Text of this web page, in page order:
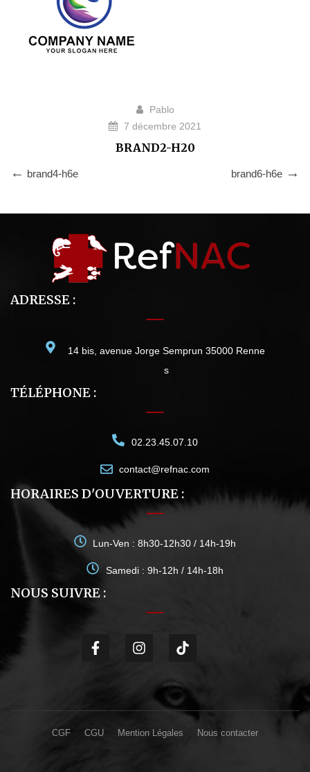
Pablo
7 décembre 2021
BRAND2-H20
brand4-h6e brand6-h6e
ADRESSE :
14 bis, avenue Jorge Semprun 35000 Renne
s
TÉLÉPHONE :
02.23.45.07.10
contact@refnac.com
HORAIRES D'OUVERTURE :
Lun-Ven : 8h30-12h30 / 14h-19h
Samedi : 9h-12h / 14h-18h
NOUS SUIVRE :
CGF CGU Mention Légales Nous contacter